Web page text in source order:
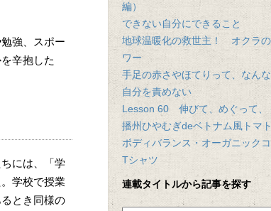
強、スポー
辛抱した
には、「学
学校で授業
とき同様の
編）
できない自分にできること
地球温暖化の救世主！ オクラ
ワー
手足の赤さやほてりって、なん
自分を責めない
Lesson 60 伸びて、めぐって、
播州ひやむぎdeベトナム風トマ
ボディバランス・オーガニック
Tシャツ
連載タイトルから記事を探す